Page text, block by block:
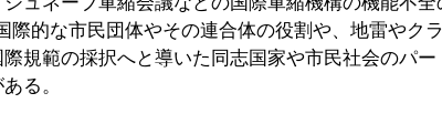
際的な市民団体やその連合体の役割や、地雷やク
規範の採択へと導いた同志国家や市民社会のパ
る。